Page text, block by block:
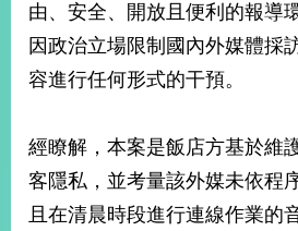
回
網
導
覽
於
本
部
由、安全、開放且便利的報導
因政治立場限制國內外媒體採
容進行任何形式的干預。
經瞭解，本案是飯店方基於維
客隱私，並考量該外媒未依程
且在清晨時段進行連線作業的